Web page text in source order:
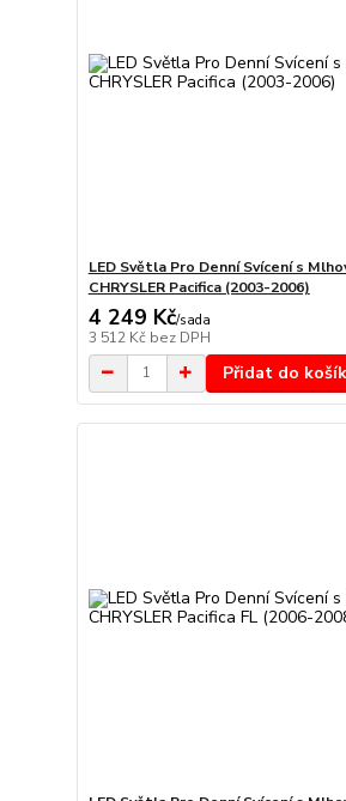
LED Světla Pro Denní Svícení s
CHRYSLER Pacifica (2003-2006)
4 249 Kč/sada
3 512 Kč bez DPH
Přidat do